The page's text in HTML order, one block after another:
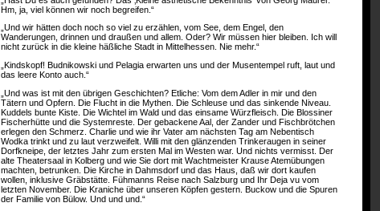
Hm, ja, viel können wir noch begreifen.“
„Und wir hätten doch noch so viel zu erzählen, vom See, dem Engel, den
Wanderungen, drinnen und draußen und allem. Oder? Wir müssen hier bleiben. Ich will
nicht zurück in die kleine häßliche Stadt in Mittelhessen. Nie mehr.“
„Kindskopf! Budnikowski und Pelagia erwarten uns und der Musentempel ruft, laut und
das leere Konto auch.“
„Und was ist mit den übrigen Geschichten? Etliche: Vom dem Adler in mir und den
Tätern und Opfern. Die Flucht in die Mythen. Die Schleuse und das sinkende Niveau.
Kuddels bunte Kiste. Die Wichtel im Wald und das einsame Würzfleisch. Die Blossiner
Fischerhütte und die Systemreste. Der gebackene Aal, der Zander und Fischbrötchen
erlegen den Schmerz. Charlie und wie ihr Vater am nächsten Tag am Nebentisch
Wodka trinkt und zu laut verzweifelt. Willi mit den glänzenden Trinkeraugen in seiner
Dorfkneipe, der letztes Jahr zum ersten Mal im Westen war. Und nichts vermisst. Der
alte Theatersaal in Kolberg und wie Sie dort mit Wachtmeister Krause Atemübungen
machten, betrunken. Die Kirche in Dahmsdorf und das Haus, daß wir dort kaufen
wollen, inklusive Gräbstätte. Fühmanns Reise nach Salzburg und Ihr Deja vu vom
letzten November. Die Kraniche über unseren Köpfen gestern. Buckow und die Spuren
der Familie von Bülow. Und und und.“